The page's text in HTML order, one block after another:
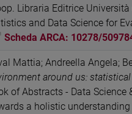
Libraria Editrice
and Data Science for
Scheda ARCA: 10278/
Mattia; Andreella Angela;
around us:
of Abstracts - Data Science
a holistic